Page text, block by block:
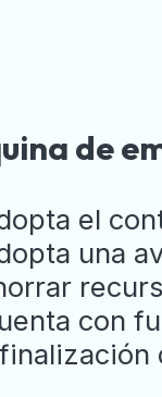
de
el
una
con